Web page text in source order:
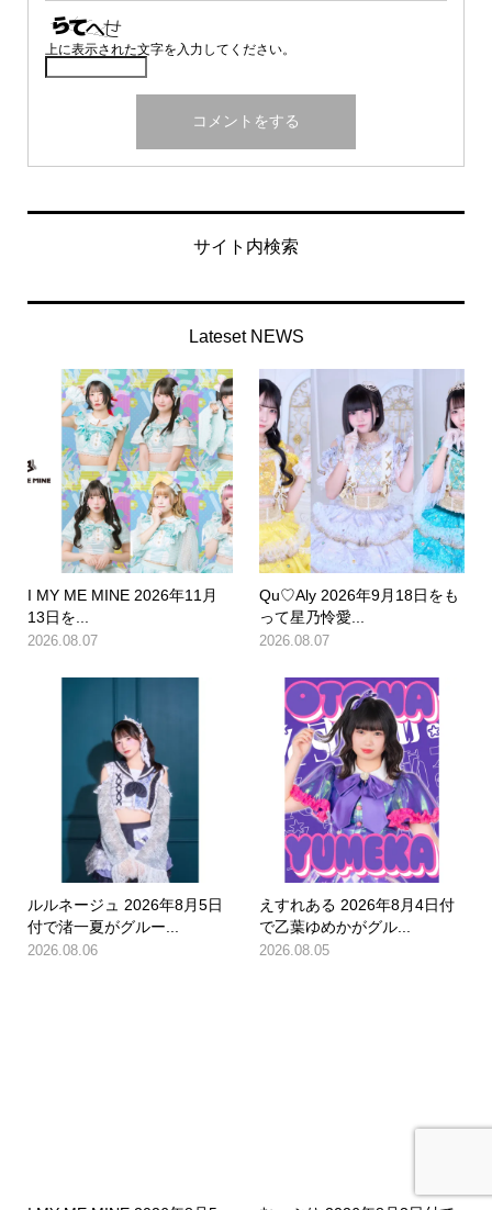
上に表示された文字を入力してください。
サイト内検索
Lateset NEWS
I MY ME MINE 2026年11月
13日を...
2026.08.07
Qu♡Aly 2026年9月18日をも
って星乃怜愛...
2026.08.07
ルルネージュ 2026年8月5日
付で渚一夏がグルー...
2026.08.06
えすれある 2026年8月4日付
で乙葉ゆめかがグル...
2026.08.05